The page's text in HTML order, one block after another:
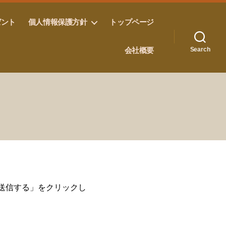
ト 個人情報保護方針 トップページ
会社概要 Search
信する」をクリックし